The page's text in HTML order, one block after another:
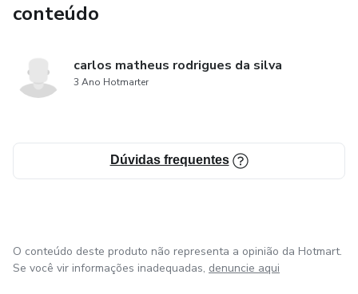
conteúdo
carlos matheus rodrigues da silva
3 Ano Hotmarter
Dúvidas frequentes
O conteúdo deste produto não representa a opinião da Hotmart.
Se você vir informações inadequadas, denuncie aqui